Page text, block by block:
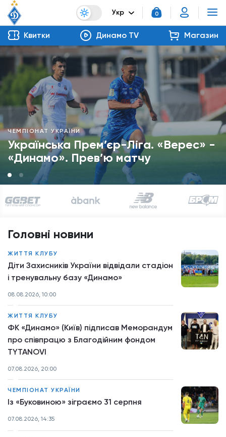
Укр 0
Квитки Динамо TV Магазин
ЧЕМПІОНАТ УКРАЇНИ
Українська Прем’єр-Ліга. «Верес» -
«Динамо». Прев’ю матчу
Головні новини
ЖИТТЯ КЛУБУ
Діти Захисників України відвідали стадіон
і тренувальну базу «Динамо»
08.08.2026, 10:00
ЖИТТЯ КЛУБУ
ФК «Динамо» (Київ) підписав Меморандум
про співпрацю з Благодійним фондом
TYTANOVI
07.08.2026, 20:00
ЧЕМПІОНАТ УКРАЇНИ
Із «Буковиною» зіграємо 31 серпня
07.08.2026, 14:35